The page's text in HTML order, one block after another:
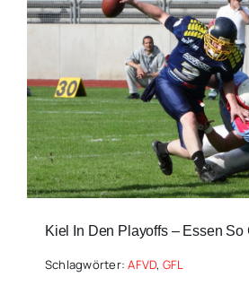
Kiel In Den Playoffs – Essen So
Schlagwörter:AFVD, GFL